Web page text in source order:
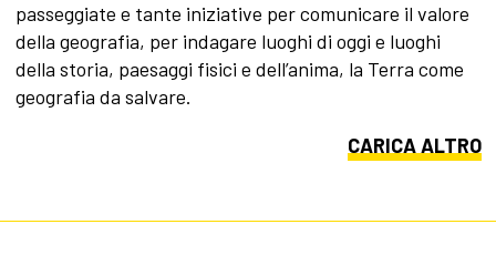
passeggiate e tante iniziative per comunicare il valore
della geografia, per indagare luoghi di oggi e luoghi
della storia, paesaggi fisici e dell’anima, la Terra come
geografia da salvare.
CARICA ALTRO